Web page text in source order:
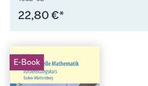
sowohl für kaufmännische
insbesondere für Industriekaufleute –
Berufsfachschulen in NRW,
AH-Reife (z.B. Berufliches
führen. Die Verknüpfung von Handlungs- und
Fachsystematik erfolgt, indem die
22,80 €*
E-Book